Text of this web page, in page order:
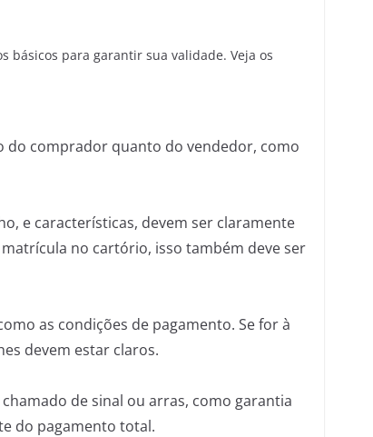
básicos para garantir sua validade. Veja os
comprador quanto do vendedor, como
e características, devem ser claramente
no cartório, isso também deve ser
as condições de pagamento. Se for à
devem estar claros.
de sinal ou arras, como garantia
do pagamento total.